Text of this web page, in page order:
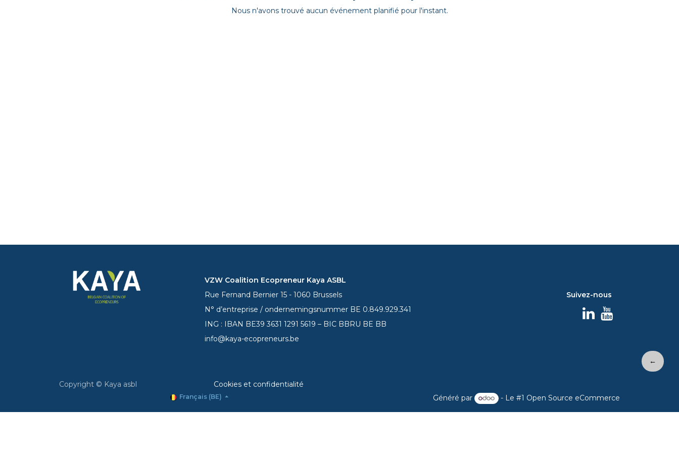
Nous n'avons trouvé aucun événement planifié pour l'instant.
Suivez-nous
←
VZW Coalition Ecopreneur Kaya ASBL
Rue Fernand Bernier 15 - 1060 Brussels
N° d’entreprise / ondernemingsnummer BE 0.849.929.341
ING : IBAN BE393631 1291 5619 – BIC BBRU BE BB
info@kaya-ecopreneurs.be
Copyright © Kaya asbl Cookies et confidentialité
Français (BE) Généré par - Le #1 Open Source eCommerce